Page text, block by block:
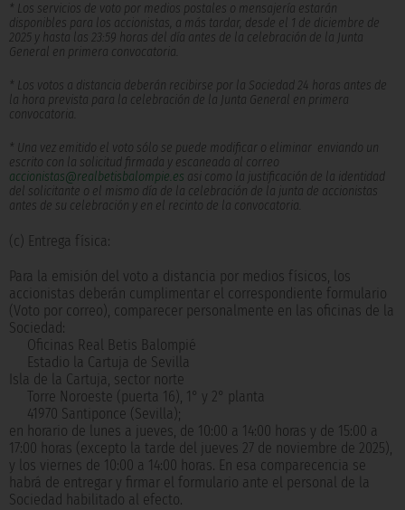
* Los servicios de voto por medios postales o mensajería estarán
disponibles para los accionistas, a más tardar, desde el 1 de diciembre de
2025 y hasta las 23:59 horas del día antes de la celebración de la Junta
General en primera convocatoria.
* Los votos a distancia deberán recibirse por la Sociedad 24 horas antes de
la hora prevista para la celebración de la Junta General en primera
convocatoria.
* Una vez emitido el voto sólo se puede modificar o eliminar enviando un
escrito con la solicitud firmada y escaneada al correo
accionistas@realbetisbalompie.es asi como la justificación de la identidad
del solicitante o el mismo día de la celebración de la junta de accionistas
antes de su celebración y en el recinto de la convocatoria.
(c) Entrega física:
Para la emisión del voto a distancia por medios físicos, los
accionistas deberán cumplimentar el correspondiente formulario
(Voto por correo), comparecer personalmente en las oficinas de la
Sociedad:
Oficinas Real Betis Balompié
Estadio la Cartuja de Sevilla
Isla de la Cartuja, sector norte
Torre Noroeste (puerta 16), 1° y 2° planta
41970 Santiponce (Sevilla);
en horario de lunes a jueves, de 10:00 a 14:00 horas y de 15:00 a
17:00 horas (excepto la tarde del jueves 27 de noviembre de 2025),
y los viernes de 10:00 a 14:00 horas. En esa comparecencia se
habrá de entregar y firmar el formulario ante el personal de la
Sociedad habilitado al efecto.